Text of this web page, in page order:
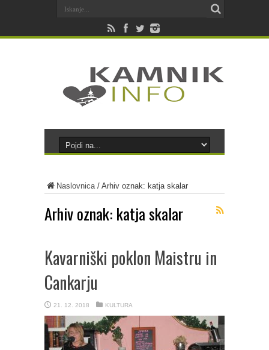
Naslovnica/ Arhiv oznak: katja skalar
Arhiv oznak: katja skalar
Kavarniški poklon Maistru in
Cankarju
21. 12. 2018 KULTURA